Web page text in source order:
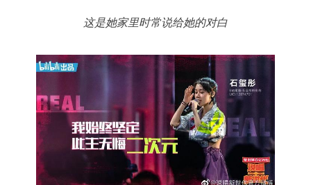
这是她家里时常说给她的对白